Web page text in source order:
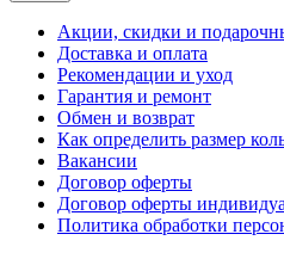
Акции, скидки и
Доставка и оплата
Рекомендации и уход
Гарантия и ремонт
Обмен и возврат
Как определить размер
Вакансии
Договор оферты
Договор оферты
Политика обработки